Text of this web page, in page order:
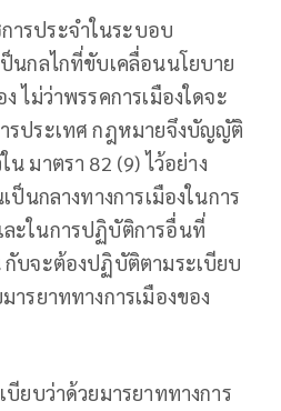
ารประจำในระบอบ
นกลไกที่ขับเคลื่อนนโยบาย
ไม่ว่าพรรคการเมืองใดจะ
รประเทศ กฎหมายจึงบัญญัติ
มาตรา 82 (9) ไว้อย่าง
ป็นกลางทางการเมืองในการ
ะในการปฏิบัติการอื่นที่
บจะต้องปฏิบัติตามระเบียบ
ารยาททางการเมืองของ
ยบว่าด้วยมารยาททางการ